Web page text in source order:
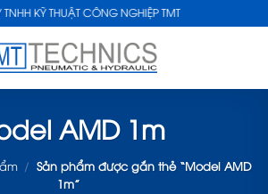
KỸ THUẬT CÔNG NGHIỆP TMT
AMD 1m
/ Sản phẩm được gắn thẻ “Model AMD
1m”